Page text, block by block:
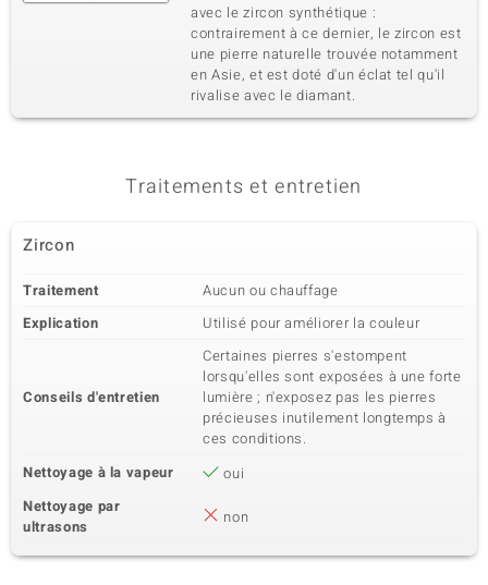
avec le zircon synthétique :
contrairement à ce dernier, le zircon est
une pierre naturelle trouvée notamment
en Asie, et est doté d'un éclat tel qu'il
rivalise avec le diamant.
Traitements et entretien
Zircon
Traitement
Aucun ou chauffage
Explication
Utilisé pour améliorer la couleur
Conseils d'entretien
Certaines pierres s'estompent
lorsqu'elles sont exposées à une forte
lumière ; n'exposez pas les pierres
précieuses inutilement longtemps à
ces conditions.
Nettoyage à la vapeur
oui
Nettoyage par
ultrasons
non